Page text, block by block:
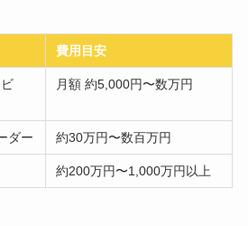
費用目安
月額 約5,000円〜数万円
ダー 約30万円〜数百万円
約200万円〜1,000万円以上